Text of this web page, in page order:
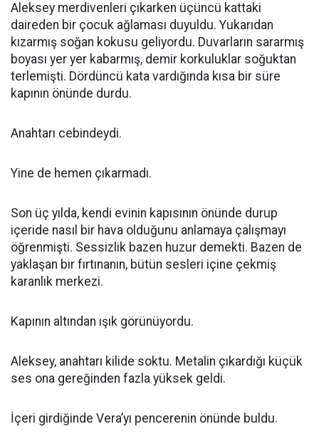
Aleksey merdivenleri çıkarken üçüncü kattaki
daireden bir çocuk ağlaması duyuldu. Yukarıdan
kızarmış soğan kokusu geliyordu. Duvarların sararmış
boyası yer yer kabarmış, demir korkuluklar soğuktan
terlemişti. Dördüncü kata vardığında kısa bir süre
kapının önünde durdu.
Anahtarı cebindeydi.
Yine de hemen çıkarmadı.
Son üç yılda, kendi evinin kapısının önünde durup
içeride nasıl bir hava olduğunu anlamaya çalışmayı
öğrenmişti. Sessizlik bazen huzur demekti. Bazen de
yaklaşan bir fırtınanın, bütün sesleri içine çekmiş
karanlık merkezi.
Kapının altından ışık görünüyordu.
Aleksey, anahtarı kilide soktu. Metalin çıkardığı küçük
ses ona gereğinden fazla yüksek geldi.
İçeri girdiğinde Vera’yı pencerenin önünde buldu.